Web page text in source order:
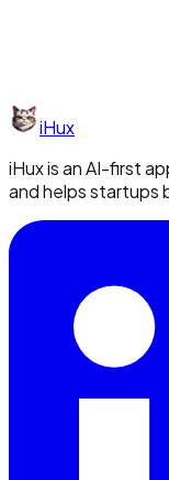
iHux
iHux is an AI-first
and helps startups